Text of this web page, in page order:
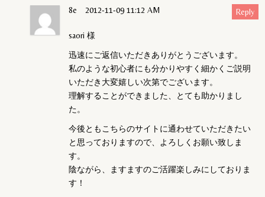
8e 2012-11-09 11:12 AM
saori 様
迅速にご返信いただきありがとうございます。
私のような初心者にも分かりやすく細かくご説明
いただき大変嬉しい次第でございます。
理解することができました、とても助かりまし
た。
今後ともこちらのサイトに通わせていただきたい
と思っておりますので、よろしくお願い致しま
す。
陰ながら、ますますのご活躍楽しみにしておりま
す！
Reply